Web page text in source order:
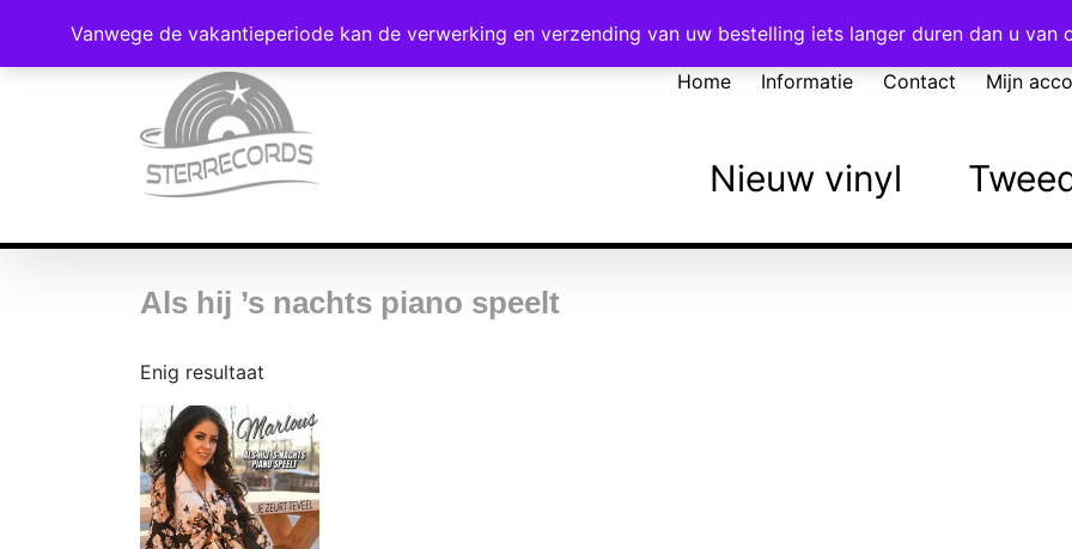
Voor 16:00 besteld = vandaag verzonden!
Home Informatie Contact Mijn
Nieuw vinyl
Als hij ’s nachts piano speelt
Enig resultaat
Vanwege de vakantieperiode kan de verwerking en verzending van uw bestelling iets langer duren dan u